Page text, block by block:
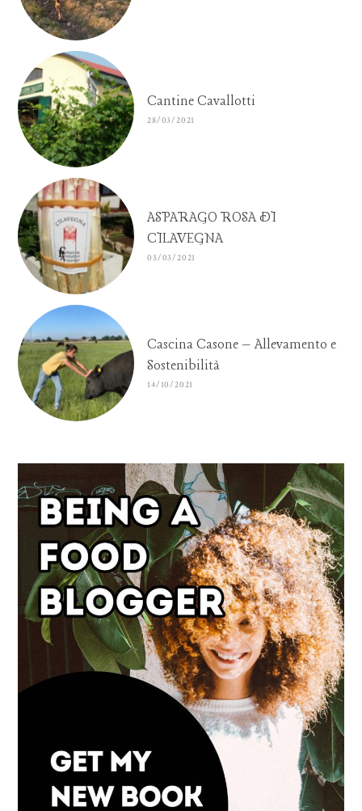
Cantine Cavallotti
28/03/2021
ASPARAGO ROSA DI
CILAVEGNA
03/03/2021
Cascina Casone – Allevamento e
Sostenibilità
14/10/2021